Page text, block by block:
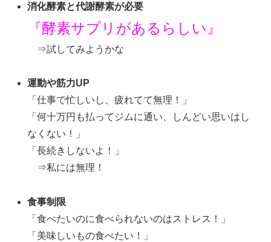
消化酵素と代謝酵素が必要
『酵素サプリがあるらしい』
⇒試してみようかな
運動や筋力UP
「仕事で忙しいし、疲れてて無理！」
「何十万円も払ってジムに通い、しんどい思いはし
なくない！」
「長続きしないよ！」
⇒私には無理！
食事制限
「食べたいのに食べられないのはストレス！」
「美味しいもの食べたい！」